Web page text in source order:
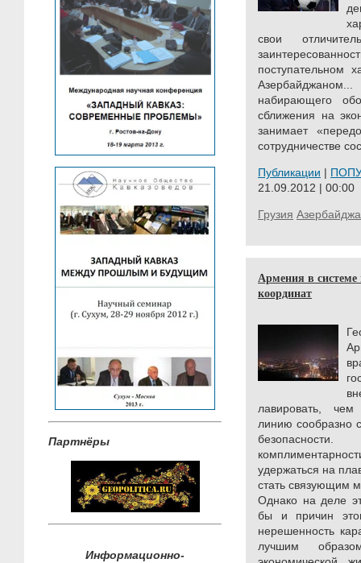
Партнёры
Информационно-
свои
поступательном
набирающего
сближения на
занимает
сотрудничестве
Публикации |
21.09.2012 | 00:00
Грузия
Армения в
координат
лавировать,
линию сообразно
безопасности.
удержаться на
стать связующим
Однако на деле
бы и причин
нерешенность
лучшим